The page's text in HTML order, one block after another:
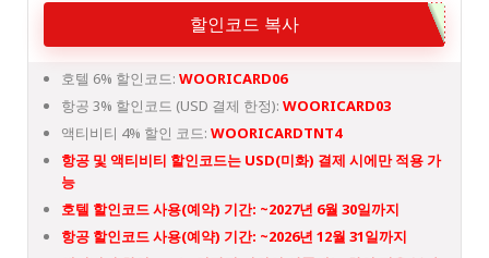
할인코드 복사
호텔 6% 할인코드: WOORICARD06
항공 3% 할인코드 (USD 결제 한정): WOORICARD03
액티비티 4% 할인 코드: WOORICARDTNT4
항공 및 액티비티 할인코드는 USD(미화) 결제 시에만 적용 가
능
호텔 할인코드 사용(예약) 기간: ~2027년 6월 30일까지
항공 할인코드 사용(예약) 기간: ~2026년 12월 31일까지